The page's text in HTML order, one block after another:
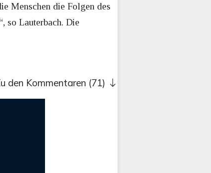
Menschen die Folgen des
so Lauterbach. Die
den Kommentaren (71)